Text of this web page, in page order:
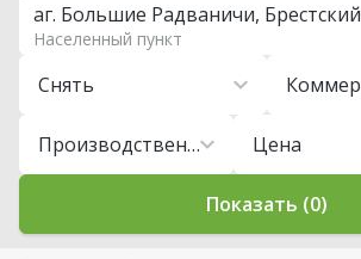
Снять
Производственные помещения Цена
аг. Большие Радваничи,
Населенный пункт
Показать (0)